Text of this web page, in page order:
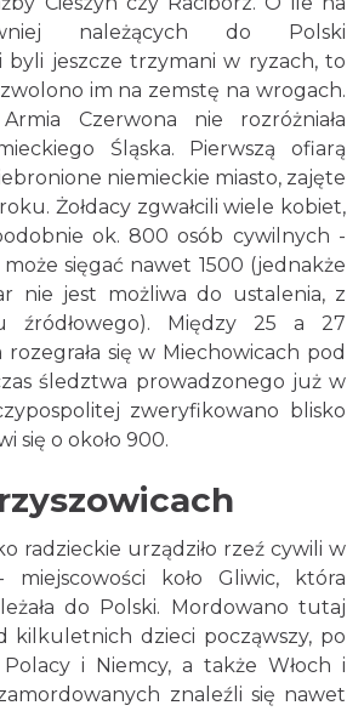
należących do Polski
byli jeszcze trzymani w ryzach, to
im na zemstę na wrogach.
Czerwona nie rozróżniała
Śląska. Pierwszą ofiarą
niemieckie miasto, zajęte
Żołdacy zgwałcili wiele kobiet,
ok. 800 osób cywilnych -
sięgać nawet 1500 (jednakże
nie jest możliwa do ustalenia, z
źródłowego). Między 25 a 27
się w Miechowicach pod
śledztwa prowadzonego już w
zweryfikowano blisko
się o około 900.
radzieckie urządziło rzeź cywili w
miejscowości koło Gliwic, która
do Polski. Mordowano tutaj
kilkuletnich dzieci począwszy, po
i Niemcy, a także Włoch i
znaleźli się nawet